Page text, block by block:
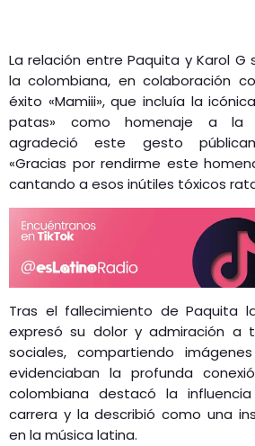
La relación entre Paquita y Karol
la colombiana, en colaboración
éxito «Mamiii», que incluía la
patas» como homenaje a la
agradeció este gesto
«Gracias por rendirme este
cantando a esos inútiles tóxicos
Tras el fallecimiento de Paquita
expresó su dolor y admiración a
sociales, compartiendo
evidenciaban la profunda
colombiana destacó la
carrera y la describió como una
en la música latina.